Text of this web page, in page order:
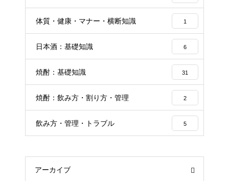
体質・健康・マナー・横断知識 1
日本酒：基礎知識 6
焼酎：基礎知識 31
焼酎：飲み方・割り方・管理 2
飲み方・管理・トラブル 5
アーカイブ